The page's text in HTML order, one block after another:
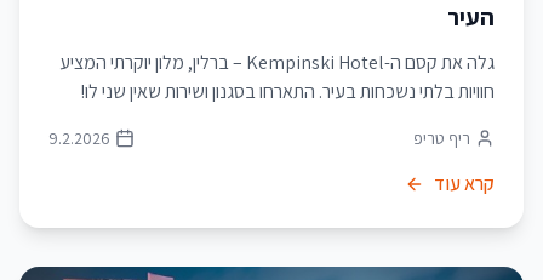
העיר
גלה את קסם ה-Kempinski Hotel – ברלין, מלון יוקרתי המציע
חוויות בלתי נשכחות בעיר. התארחו בסגנון ושירות שאין שני לו!
ריף טריפ 9.2.2026
קרא עוד